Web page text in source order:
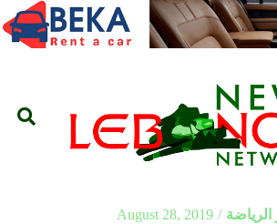
الرياضة
August 28, 2019